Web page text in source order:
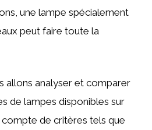
une lampe spécialement
peut faire toute la
allons analyser et comparer
de lampes disponibles sur
de critères tels que